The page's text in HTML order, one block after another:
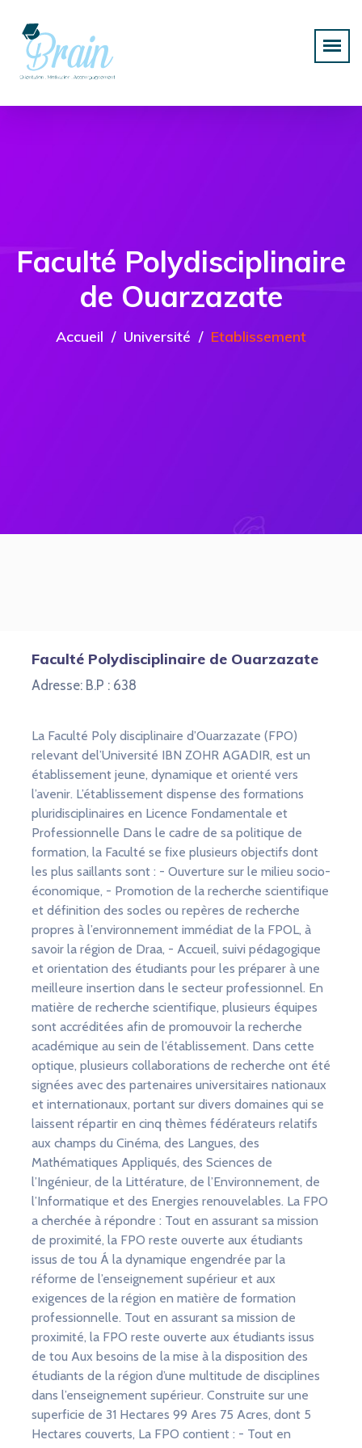
Faculté Polydisciplinaire
de Ouarzazate
Accueil Université Etablissement
Faculté Polydisciplinaire de Ouarzazate
Adresse: B.P : 638
La Faculté Poly disciplinaire d’Ouarzazate (FPO)
relevant del’Université IBN ZOHR AGADIR, est un
établissement jeune, dynamique et orienté vers
l’avenir. L’établissement dispense des formations
pluridisciplinaires en Licence Fondamentale et
Professionnelle Dans le cadre de sa politique de
formation, la Faculté se fixe plusieurs objectifs dont
les plus saillants sont : - Ouverture sur le milieu socio-
économique, - Promotion de la recherche scientifique
et définition des socles ou repères de recherche
propres à l’environnement immédiat de la FPOL, à
savoir la région de Draa, - Accueil, suivi pédagogique
et orientation des étudiants pour les préparer à une
meilleure insertion dans le secteur professionnel. En
matière de recherche scientifique, plusieurs équipes
sont accréditées afin de promouvoir la recherche
académique au sein de l’établissement. Dans cette
optique, plusieurs collaborations de recherche ont été
signées avec des partenaires universitaires nationaux
et internationaux, portant sur divers domaines qui se
laissent répartir en cinq thèmes fédérateurs relatifs
aux champs du Cinéma, des Langues, des
Mathématiques Appliqués, des Sciences de
l’Ingénieur, de la Littérature, de l’Environnement, de
l’Informatique et des Energies renouvelables. La FPO
a cherchée à répondre : Tout en assurant sa mission
de proximité, la FPO reste ouverte aux étudiants
issus de tou Á la dynamique engendrée par la
réforme de l’enseignement supérieur et aux
exigences de la région en matière de formation
professionnelle. Tout en assurant sa mission de
proximité, la FPO reste ouverte aux étudiants issus
de tou Aux besoins de la mise à la disposition des
étudiants de la région d’une multitude de disciplines
dans l’enseignement supérieur. Construite sur une
superficie de 31 Hectares 99 Ares 75 Acres, dont 5
Hectares couverts, La FPO contient : - Tout en